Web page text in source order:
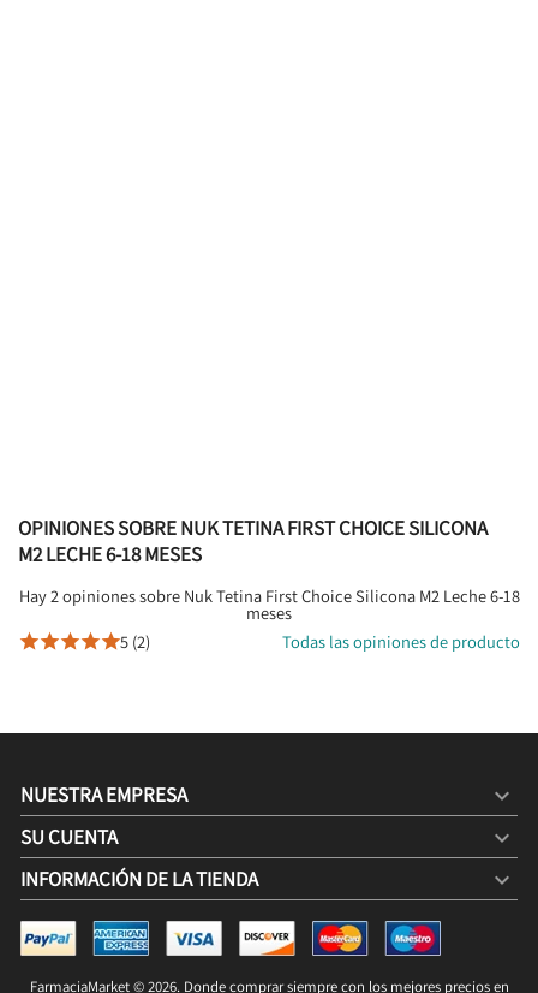
NUK TETINA FIRST CHOICE SILICONA M2 LECHE 6-18
MESES
7,95 € 6,40 €
OPINIONES SOBRE NUK TETINA FIRST CHOICE SILICONA
M2 LECHE 6-18 MESES
Hay 2 opiniones sobre Nuk Tetina First Choice Silicona M2 Leche 6-18
meses
5 (2) Todas las opiniones de producto
NUESTRA EMPRESA 
SU CUENTA 
INFORMACIÓN DE LA TIENDA keyboard_arrow_down
FarmaciaMarket © 2026. Donde comprar siempre con los mejores precios en